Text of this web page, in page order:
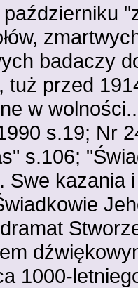
badaczy
tuż przed
w
s.19; Nr
s.106;
Swe kazania
1000-